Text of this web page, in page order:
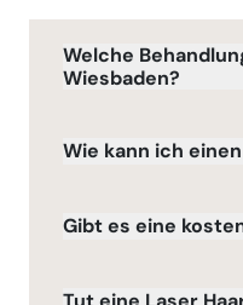
Welche
Wiesbaden?
Wie kann ich
Gibt es eine